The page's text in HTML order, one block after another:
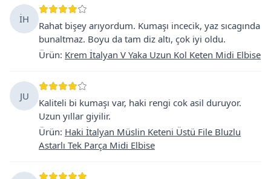
İH
Rahat bişey arıyordum. Kumaşı incecik, yaz sıcagında
bunaltmaz. Boyu da tam diz altı, çok iyi oldu.
Ürün: Krem İtalyan V Yaka Uzun Kol Keten Midi Elbise
JU
Kaliteli bi kumaşı var, haki rengi cok asil duruyor.
Uzun yıllar giyilir.
Ürün: Haki İtalyan Müslin Keteni Üstü File Bluzlu
Astarlı Tek Parça Midi Elbise